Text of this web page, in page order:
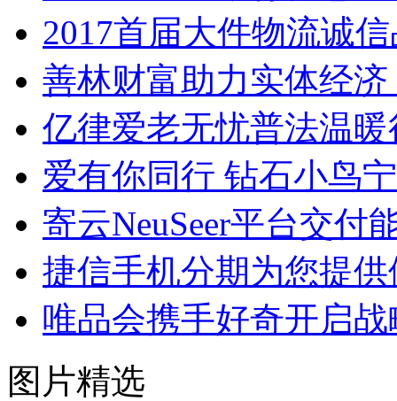
2017首届大件物流诚
善林财富助力实体经
亿律爱老无忧普法温暖
爱有你同行 钻石小鸟
寄云NeuSeer平台交付
捷信手机分期为您提
唯品会携手好奇开启
图片精选